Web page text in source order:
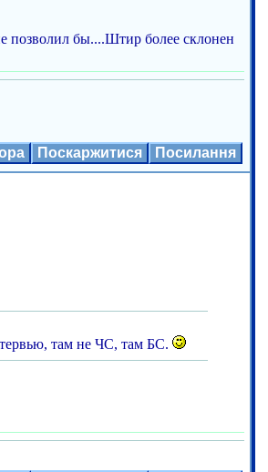
позволил бы....Штир более склонен
Поскаржитися Посилання
там не ЧС, там БС.